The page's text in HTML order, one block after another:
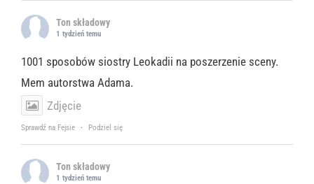
Ton składowy
1 tydzień temu
1001 sposobów siostry Leokadii na poszerzenie sceny.
Mem autorstwa Adama.
Zdjęcie
Sprawdź na Fejsie · Podziel się
Ton składowy
1 tydzień temu